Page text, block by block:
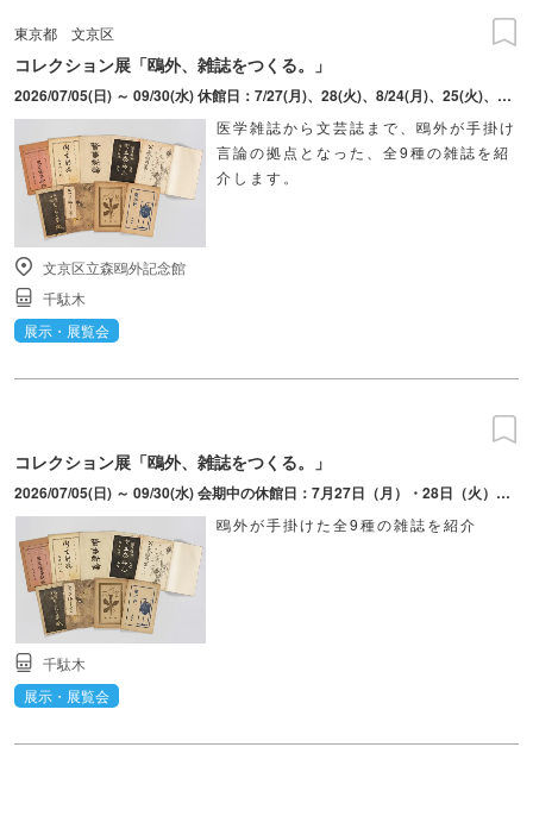
東京都 文京区
コレクション展「鴎外、雑誌をつくる。」
2026/07/05(日) ～ 09/30(水) 休館日：7/27(月)、28(火)、8/24(月)、25(火)、9/24(木)、25(金)
医学雑誌から文芸誌まで、鴎外が手掛け
言論の拠点となった、全9種の雑誌を紹
介します。
文京区立森鴎外記念館
千駄木
展示・展覧会
コレクション展「鴎外、雑誌をつくる。」
2026/07/05(日) ～ 09/30(水) 会期中の休館日：7月27日（月）・28日（火）、8月24日（月）・25日（火）、9月24日（木）・25日（金）。7月9日（木）は9時より開館、8月1日（土）は20時閉館（最終入館は19時30分）
鴎外が手掛けた全9種の雑誌を紹介
千駄木
展示・展覧会